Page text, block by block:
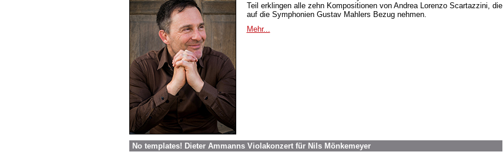
Teil erklingen alle zehn Kompositionen von Andrea Lorenzo Scartazzini, die
auf die Symphonien Gustav Mahlers Bezug nehmen.
Mehr...
No templates! Dieter Ammanns Violakonzert für Nils Mönkemeyer